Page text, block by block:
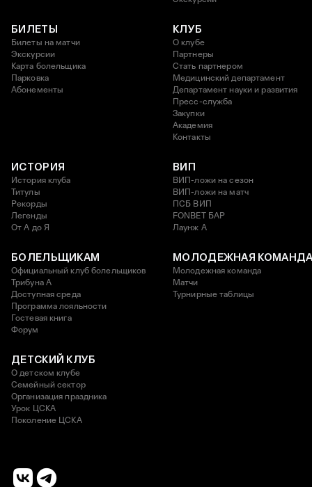
БИЛЕТЫ
Билеты на матчи
Экскурсии
Карта болельщика
Парковка
Абонементы
КЛУБ
О клубе
Партнеры
Стать партнером
Медицинский департамент
Департамент науки и развития
Пресс-служба
Закупки
Академия
Контакты
ИСТОРИЯ
История клуба
Титулы
Рекорды
Легенды
От А до Я
ВИП
ВИП-ложи на сезон
ВИП-ложи на матч
ПСБ ВИП
FONBET БАР
Лаунж A
БОЛЕЛЬЩИКАМ
Официальный клуб болельщиков
Трибуна А
Доступная среда
Программа лояльности
Гостевая книга
Форум
МОЛОДЕЖНАЯ
Молодежная команда
Матчи
Турнирные таблицы
ДЕТСКИЙ КЛУБ
О детском клубе
Семейный сектор
Организация праздника
Урок ЦСКА
Поколение ЦСКА